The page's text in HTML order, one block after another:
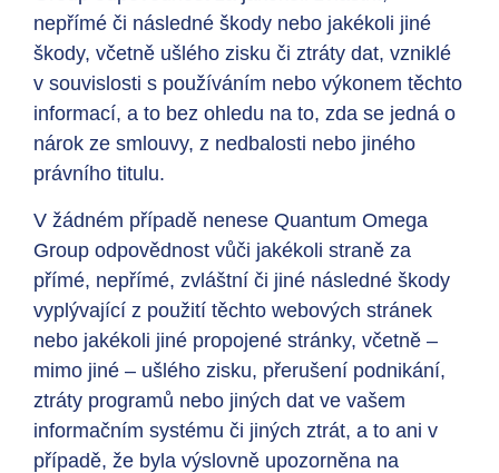
nepřímé či následné škody nebo jakékoli jiné
škody, včetně ušlého zisku či ztráty dat, vzniklé
v souvislosti s používáním nebo výkonem těchto
informací, a to bez ohledu na to, zda se jedná o
nárok ze smlouvy, z nedbalosti nebo jiného
právního titulu.
V žádném případě nenese Quantum Omega
Group odpovědnost vůči jakékoli straně za
přímé, nepřímé, zvláštní či jiné následné škody
vyplývající z použití těchto webových stránek
nebo jakékoli jiné propojené stránky, včetně –
mimo jiné – ušlého zisku, přerušení podnikání,
ztráty programů nebo jiných dat ve vašem
informačním systému či jiných ztrát, a to ani v
případě, že byla výslovně upozorněna na